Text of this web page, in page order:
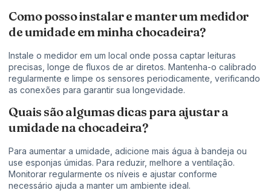
Como posso instalar e manter um medidor
de umidade em minha chocadeira?
Instale o medidor em um local onde possa captar leituras
precisas, longe de fluxos de ar diretos. Mantenha-o calibrado
regularmente e limpe os sensores periodicamente, verificando
as conexões para garantir sua longevidade.
Quais são algumas dicas para ajustar a
umidade na chocadeira?
Para aumentar a umidade, adicione mais água à bandeja ou
use esponjas úmidas. Para reduzir, melhore a ventilação.
Monitorar regularmente os níveis e ajustar conforme
necessário ajuda a manter um ambiente ideal.